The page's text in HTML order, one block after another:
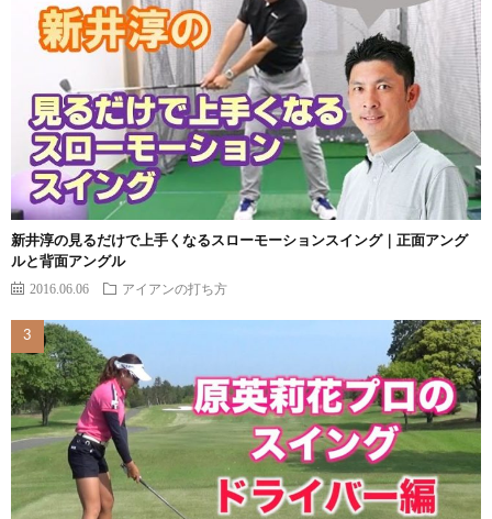
新井淳の見るだけで上手くなるスローモーションスイング｜正面アング
ルと背面アングル
2016.06.06 アイアンの打ち方